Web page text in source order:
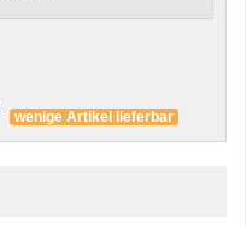
wenige Artikel lieferbar